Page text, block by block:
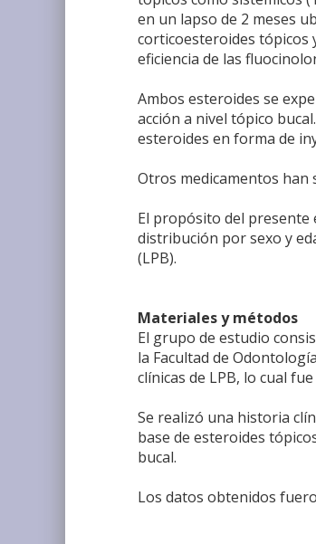
en un lapso de 2 meses
corticoesteroides tópicos
eficiencia de las
Ambos esteroides se
acción a nivel tópico
esteroides en forma de
Otros medicamentos han
El propósito del presente
distribución por sexo y
(LPB).
Materiales y métodos
El grupo de estudio
la Facultad de
clínicas de LPB, lo cual
Se realizó una historia
base de esteroides
bucal.
Los datos obtenidos